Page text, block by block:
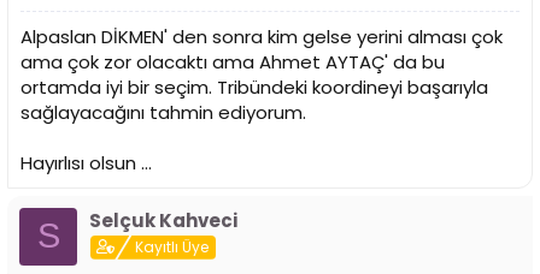
Alpaslan DİKMEN' den sonra kim gelse yerini alması çok
ama çok zor olacaktı ama Ahmet AYTAÇ' da bu
ortamda iyi bir seçim. Tribündeki koordineyi başarıyla
sağlayacağını tahmin ediyorum.
Hayırlısı olsun ...
S Selçuk Kahveci
Kayıtlı Üye